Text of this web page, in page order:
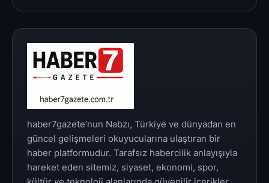
haber7gazete’nun Nabzı, Türkiye ve dünyadan en
güncel gelişmeleri okuyucularına ulaştıran bir
haber platformudur. Tarafsız habercilik anlayışıyla
hareket eden sitemiz, siyaset, ekonomi, spor,